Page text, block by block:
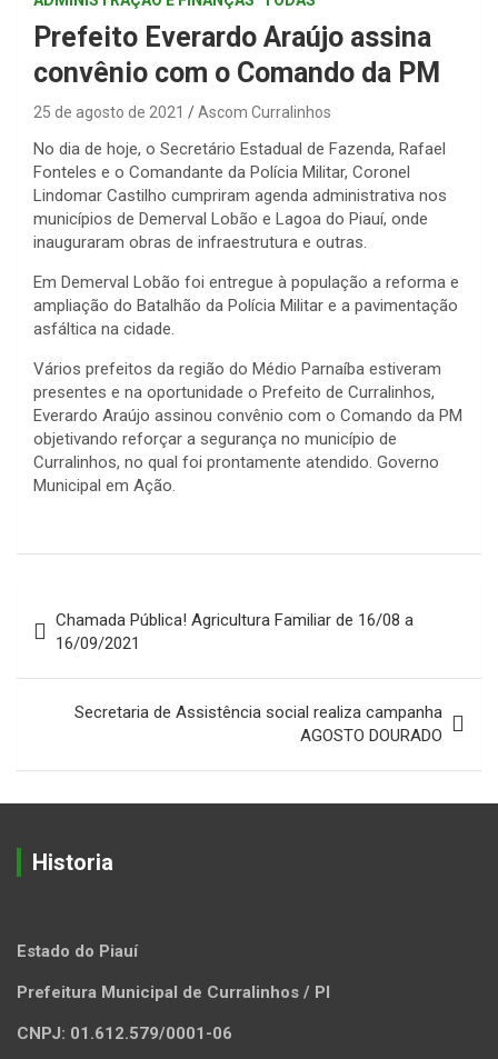
Prefeito Everardo Araújo assina
convênio com o Comando da PM
25 de agosto de 2021 Ascom Curralinhos
No dia de hoje, o Secretário Estadual de Fazenda, Rafael
Fonteles e o Comandante da Polícia Militar, Coronel
Lindomar Castilho cumpriram agenda administrativa nos
municípios de Demerval Lobão e Lagoa do Piauí, onde
inauguraram obras de infraestrutura e outras.
Em Demerval Lobão foi entregue à população a reforma e
ampliação do Batalhão da Polícia Militar e a pavimentação
asfáltica na cidade.
Vários prefeitos da região do Médio Parnaíba estiveram
presentes e na oportunidade o Prefeito de Curralinhos,
Everardo Araújo assinou convênio com o Comando da PM
objetivando reforçar a segurança no município de
Curralinhos, no qual foi prontamente atendido. Governo
Municipal em Ação.
de
Post
Chamada Pública! Agricultura Familiar de 16/08 a
16/09/2021
Secretaria de Assistência social realiza campanha
AGOSTO DOURADO
Historia
Estado do Piauí
Prefeitura Municipal de Curralinhos / PI
CNPJ: 01.612.579/0001-06